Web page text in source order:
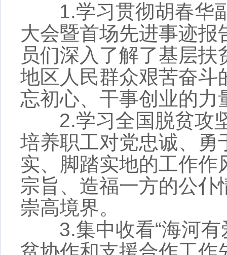
1.学习贯彻胡春华副
大会暨首场先进事迹报
员们深入了解了基层扶
地区人民群众艰苦奋斗
忘初心、干事创业的力
2.学习全国脱贫攻
培养职工对党忠诚、勇
实、脚踏实地的工作
宗旨、造福一方的公
崇高境界。
3.集中收看“海河有